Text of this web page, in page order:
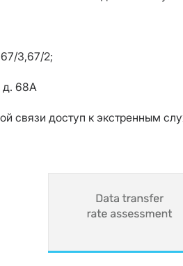
3,67/2;
д. 68А
связи доступ к экстренным